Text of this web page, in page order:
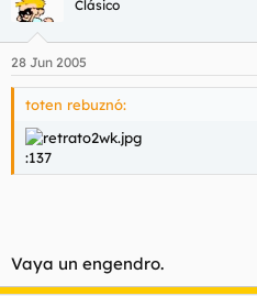
Clásico
28 Jun 2005
toten rebuznó:
:137
Vaya un engendro.